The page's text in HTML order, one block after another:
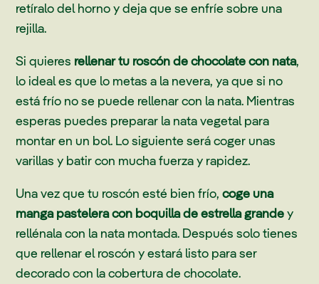
retíralo del horno y deja que se enfríe sobre una
rejilla.
Si quieres rellenar tu roscón de chocolate con nata,
lo ideal es que lo metas a la nevera, ya que si no
está frío no se puede rellenar con la nata. Mientras
esperas puedes preparar la nata vegetal para
montar en un bol. Lo siguiente será coger unas
varillas y batir con mucha fuerza y rapidez.
Una vez que tu roscón esté bien frío,coge una
manga pastelera con boquilla de estrella grandey
rellénala con la nata montada. Después solo tienes
que rellenar el roscón y estará listo para ser
decorado con la cobertura de chocolate.